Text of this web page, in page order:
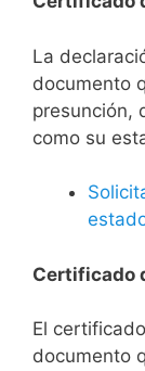
La
documento
presunción,
como su
Certificado
El
documento